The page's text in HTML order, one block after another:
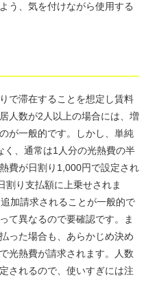
う、気を付けながら使用する
で滞在することを想定し賃料
人数が2人以上の場合には、増
が一般的です。しかし、単純
く、通常は1人分の光熱費の半
費が日割り1,000円で設定され
割り支払額に上乗せされま
加請求されることが一般的で
て異なるので要確認です。ま
った場合も、あらかじめ決め
光熱費が請求されます。人数
されるので、使いすぎには注